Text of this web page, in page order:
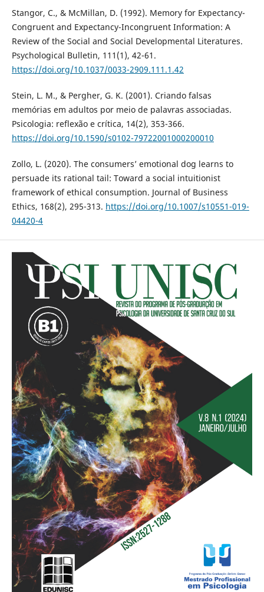
Stangor, C., & McMillan, D. (1992). Memory for Expectancy-
Congruent and Expectancy-Incongruent Information: A
Review of the Social and Social Developmental Literatures.
Psychological Bulletin, 111(1), 42-61.
https://doi.org/10.1037/0033-2909.111.1.42
Stein, L. M., & Pergher, G. K. (2001). Criando falsas
memórias em adultos por meio de palavras associadas.
Psicologia: reflexão e crítica, 14(2), 353-366.
https://doi.org/10.1590/s0102-79722001000200010
Zollo, L. (2020). The consumers’ emotional dog learns to
persuade its rational tail: Toward a social intuitionist
framework of ethical consumption. Journal of Business
Ethics, 168(2), 295-313. https://doi.org/10.1007/s10551-019-
04420-4